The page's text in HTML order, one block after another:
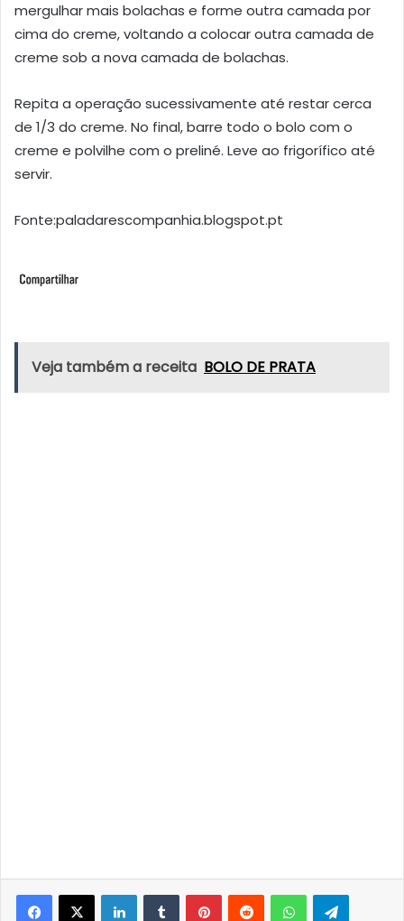
mergulhar mais bolachas e forme outra camada por
cima do creme, voltando a colocar outra camada de
creme sob a nova camada de bolachas.
Repita a operação sucessivamente até restar cerca
de 1/3 do creme. No final, barre todo o bolo com o
creme e polvilhe com o preliné. Leve ao frigorífico até
servir.
Fonte:paladarescompanhia.blogspot.pt
Veja também a receita BOLO DE PRATA
LinkedInTumblrPinterestReddit WhatsApp